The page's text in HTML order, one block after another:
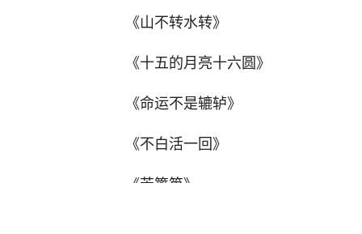
《山不转水转》
《十五的月亮十六圆》
《命运不是辘轳》
《不白活一回》
《苦篱笆》